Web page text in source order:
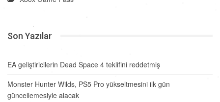
Son Yazılar
EA geliştiricilerin Dead Space 4 teklifini reddetmiş
Monster Hunter Wilds, PS5 Pro yükseltmesini ilk gün
güncellemesiyle alacak